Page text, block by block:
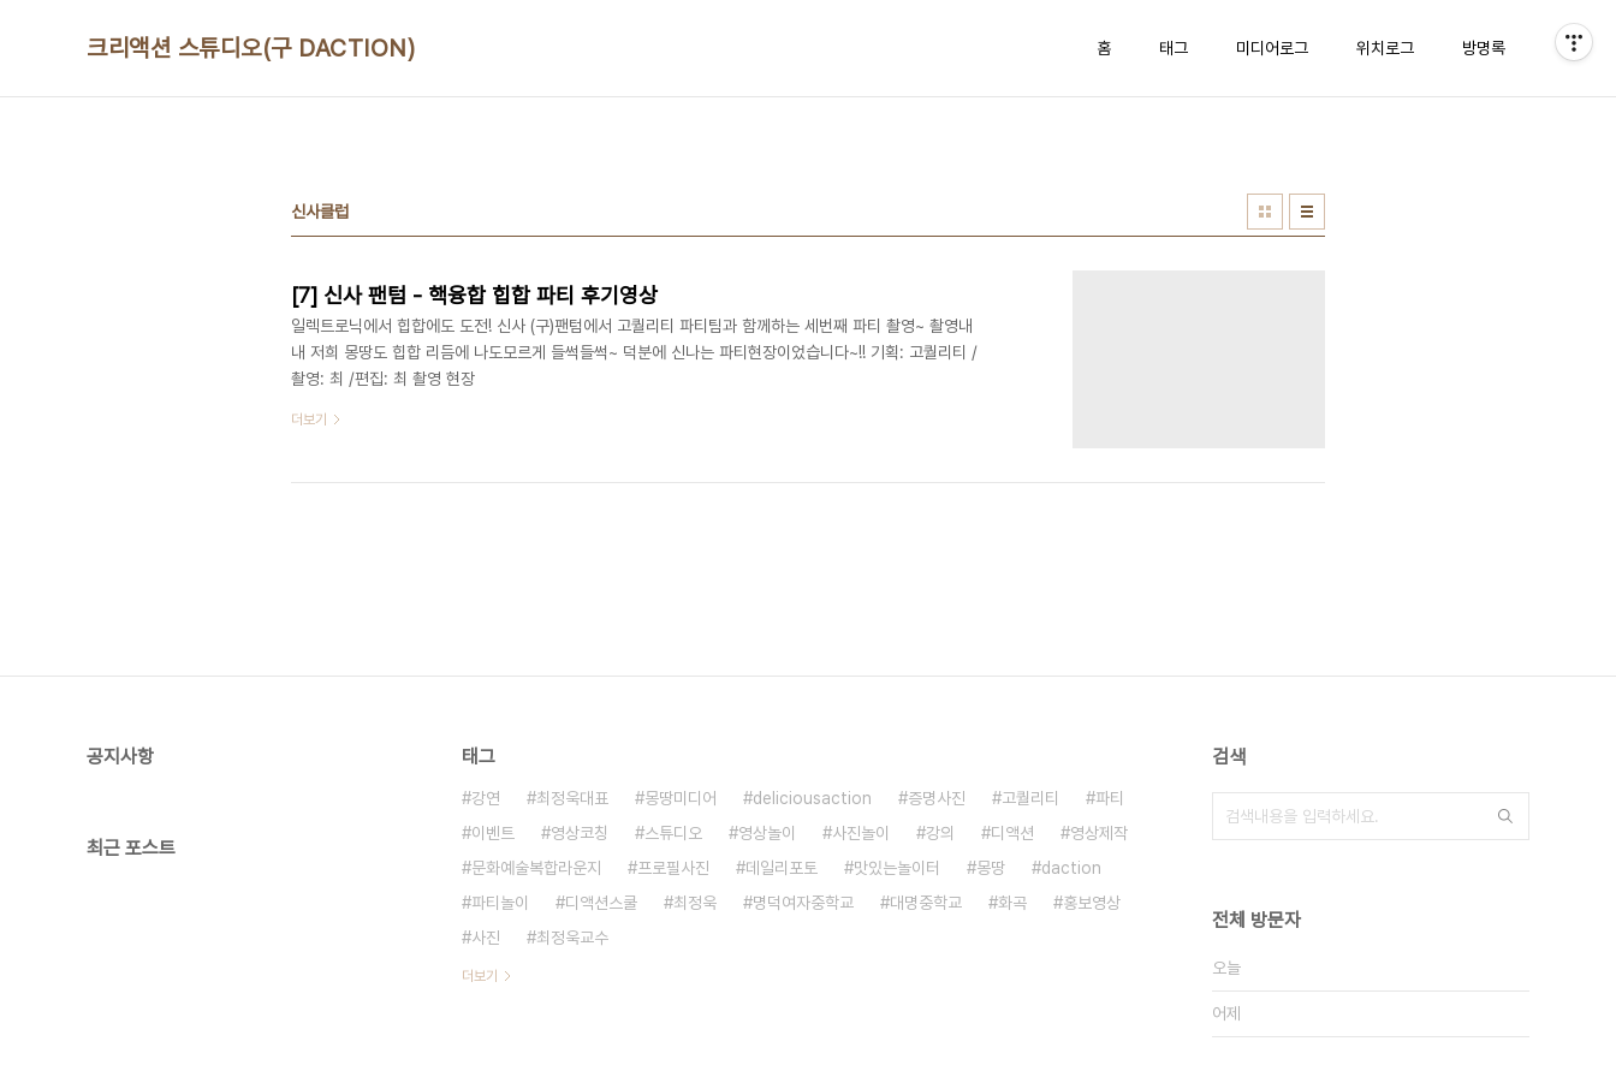
크리액션 스튜디오(구 DACTION) 홈 태그 미디어로그 위치로그 방명록
신사클럽
[7] 신사 팬텀 - 핵융합 힙합 파티 후기영상
일렉트로닉에서 힙합에도 도전! 신사 (구)팬텀에서 고퀄리티 파티팀과 함께하는 세번째 파티 촬영~ 촬영내
내 저희 몽땅도 힙합 리듬에 나도모르게 들썩들썩~ 덕분에 신나는 파티현장이었습니다~!! 기획: 고퀄리티 /
촬영: 최 /편집: 최 촬영 현장
더보기
공지사항
최근 포스트
태그
강연 최정욱대표 몽땅미디어 deliciousaction 증명사진 고퀄리티
파티
이벤트
영상코칭 스튜디오 영상놀이 사진놀이 강의 디액션
영상제작
문화예술복합라운지
프로필사진 데일리포토 맛있는놀이터 몽땅
daction
파티놀이
디액션스쿨 최정욱 명덕여자중학교 대명중학교 화곡
홍보영상
사진
최정욱교수
더보기
검색
전체 방문자
오늘
어제